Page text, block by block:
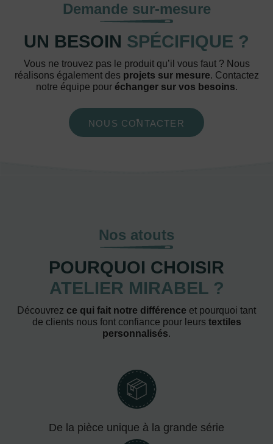
Demande sur-mesure
UN BESOIN SPÉCIFIQUE ?
Vous ne trouvez pas le produit qu’il vous faut ? Nous
réalisons également des projets sur mesure. Contactez
notre équipe pour échanger sur vos besoins.
NOUS CONTACTER
Nos atouts
POURQUOI CHOISIR
ATELIER MIRABEL ?
Découvrez ce qui fait notre différence et pourquoi tant
de clients nous font confiance pour leurs textiles
personnalisés.
De la pièce unique à la grande série